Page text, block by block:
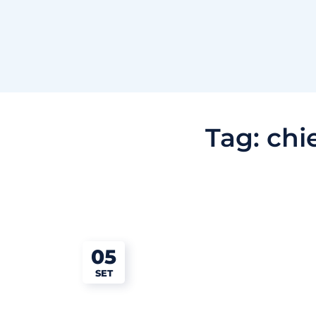
Tag:
05
SET